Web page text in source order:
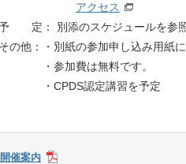
アクセス
予 定： 別添のスケジュールを参
の他：・別紙の参加申し込み用紙
加費は無料です。
認定講習を予定
開催案内